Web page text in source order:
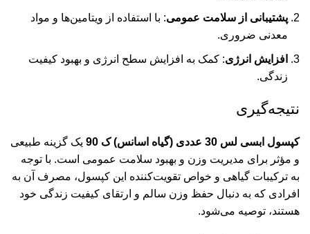
پشتیبانی از سلامت عمومی: با استفاده از ویتامین‌ها و مواد
معدنی ضروری.
افزایش انرژی: کمک به افزایش سطح انرژی و بهبود کیفیت
زندگی.
نتیجه‌گیری
کپسول ابسی لس 30 عددی (گیاه اسانس) ک 90
یک گزینه طبیعی
و مؤثر برای مدیریت وزن و بهبود سلامت عمومی است. با توجه
به ترکیبات گیاهی و خواص تقویت‌کننده این کپسول، مصرف آن به
افرادی که به دنبال حفظ وزن سالم و ارتقای کیفیت زندگی خود
هستند، توصیه می‌شود.